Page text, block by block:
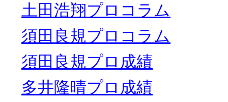
土田浩翔プロコラム
須田良規プロコラム
須田良規プロ成績
多井隆晴プロ成績